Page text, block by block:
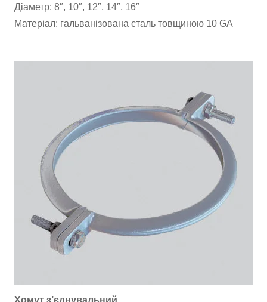
Діаметр: 8″, 10″, 12″, 14″, 16″
Матеріал: гальванізована сталь товщиною 10 GA
Хомут з’єднувальний